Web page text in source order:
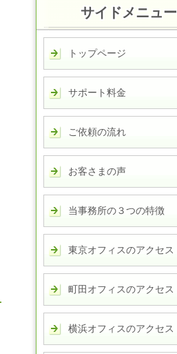
サイドメニュー
トップページ
サポート料金
ご依頼の流れ
お客さまの声
当事務所の３つの特徴
東京オフィスのアクセス
町田オフィスのアクセス
横浜オフィスのアクセス